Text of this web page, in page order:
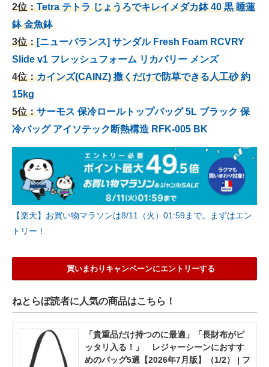
2位：Tetra テトラ じょうろでキレイメダカ鉢 40 黒 睡蓮
鉢 金魚鉢
3位：[ニューバランス] サンダル Fresh Foam RCVRY
Slide v1 フレッシュフォーム リカバリー メンズ
4位：カインズ(CAINZ) 撒くだけで防草できる人工砂 約
15kg
5位：サーモス 保冷ロールトップバッグ 5L ブラック 保
冷バッグ アイソテック断熱構造 RFK-005 BK
【楽天】お買い物マラソンは8/11（火）01:59まで。まずはエン
トリー！
買いまわりキャンペーンにエントリーする
ねとらぼ読者に人気の商品はこちら！
「貴重品だけ持つのに最適」「長財布がピ
ッタリ入る！」 レジャーシーンにおすす
めのバッグ5選【2026年7月版】（1/2） | フ